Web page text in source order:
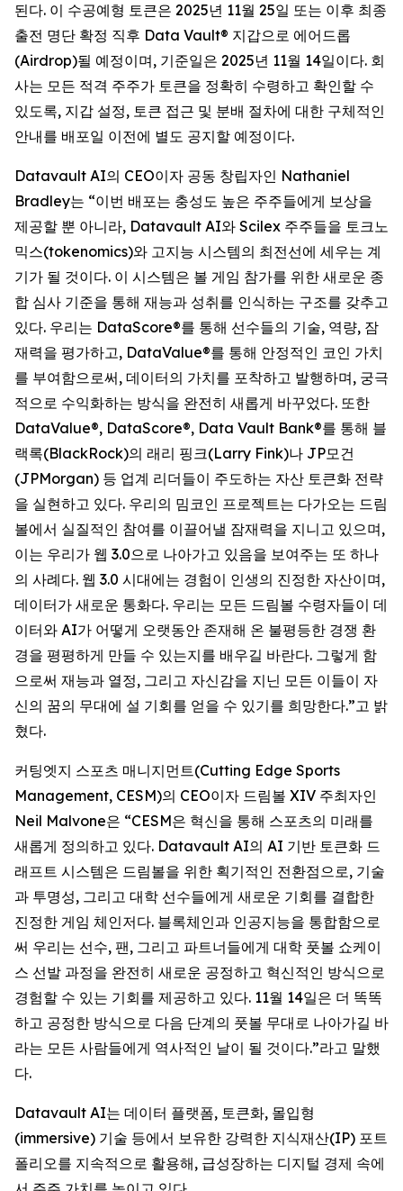
된다. 이 수공예형 토큰은 2025년 11월 25일 또는 이후 최종
출전 명단 확정 직후 Data Vault® 지갑으로 에어드롭
(Airdrop)될 예정이며, 기준일은 2025년 11월 14일이다. 회
사는 모든 적격 주주가 토큰을 정확히 수령하고 확인할 수
있도록, 지갑 설정, 토큰 접근 및 분배 절차에 대한 구체적인
안내를 배포일 이전에 별도 공지할 예정이다.
Datavault AI의 CEO이자 공동 창립자인 Nathaniel
Bradley는 “이번 배포는 충성도 높은 주주들에게 보상을
제공할 뿐 아니라, Datavault AI와 Scilex 주주들을 토크노
믹스(tokenomics)와 고지능 시스템의 최전선에 세우는 계
기가 될 것이다. 이 시스템은 볼 게임 참가를 위한 새로운 종
합 심사 기준을 통해 재능과 성취를 인식하는 구조를 갖추고
있다. 우리는 DataScore®를 통해 선수들의 기술, 역량, 잠
재력을 평가하고, DataValue®를 통해 안정적인 코인 가치
를 부여함으로써, 데이터의 가치를 포착하고 발행하며, 궁극
적으로 수익화하는 방식을 완전히 새롭게 바꾸었다. 또한
DataValue®, DataScore®, Data Vault Bank®를 통해 블
랙록(BlackRock)의 래리 핑크(Larry Fink)나 JP모건
(JPMorgan) 등 업계 리더들이 주도하는 자산 토큰화 전략
을 실현하고 있다. 우리의 밈코인 프로젝트는 다가오는 드림
볼에서 실질적인 참여를 이끌어낼 잠재력을 지니고 있으며,
이는 우리가 웹 3.0으로 나아가고 있음을 보여주는 또 하나
의 사례다. 웹 3.0 시대에는 경험이 인생의 진정한 자산이며,
데이터가 새로운 통화다. 우리는 모든 드림볼 수령자들이 데
이터와 AI가 어떻게 오랫동안 존재해 온 불평등한 경쟁 환
경을 평평하게 만들 수 있는지를 배우길 바란다. 그렇게 함
으로써 재능과 열정, 그리고 자신감을 지닌 모든 이들이 자
신의 꿈의 무대에 설 기회를 얻을 수 있기를 희망한다.”고 밝
혔다.
커팅엣지 스포츠 매니지먼트(Cutting Edge Sports
Management, CESM)의 CEO이자 드림볼 XIV 주최자인
Neil Malvone은 “CESM은 혁신을 통해 스포츠의 미래를
새롭게 정의하고 있다. Datavault AI의 AI 기반 토큰화 드
래프트 시스템은 드림볼을 위한 획기적인 전환점으로, 기술
과 투명성, 그리고 대학 선수들에게 새로운 기회를 결합한
진정한 게임 체인저다. 블록체인과 인공지능을 통합함으로
써 우리는 선수, 팬, 그리고 파트너들에게 대학 풋볼 쇼케이
스 선발 과정을 완전히 새로운 공정하고 혁신적인 방식으로
경험할 수 있는 기회를 제공하고 있다. 11월 14일은 더 똑똑
하고 공정한 방식으로 다음 단계의 풋볼 무대로 나아가길 바
라는 모든 사람들에게 역사적인 날이 될 것이다.”라고 말했
다.
Datavault AI는 데이터 플랫폼, 토큰화, 몰입형
(immersive) 기술 등에서 보유한 강력한 지식재산(IP) 포트
폴리오를 지속적으로 활용해, 급성장하는 디지털 경제 속에